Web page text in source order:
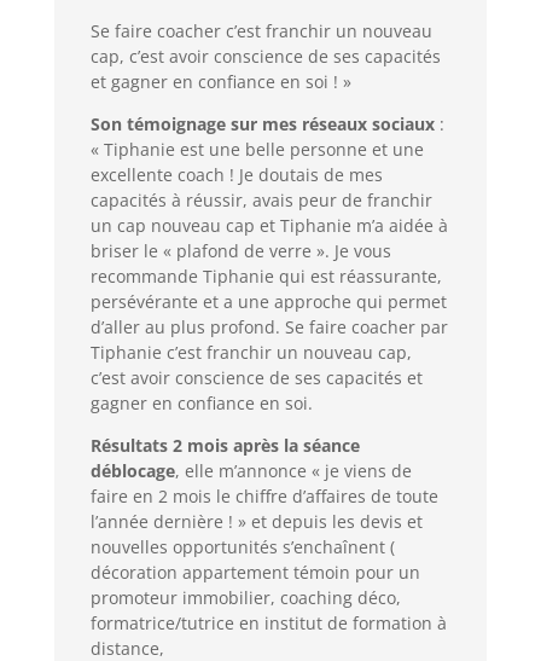
Se faire coacher c’est franchir un nouveau
cap, c’est avoir conscience de ses capacités
et gagner en confiance en soi ! »
Son témoignage sur mes réseaux sociaux:
« Tiphanie est une belle personne et une
excellente coach ! Je doutais de mes
capacités à réussir, avais peur de franchir
un cap nouveau cap et Tiphanie m’a aidée à
briser le « plafond de verre ». Je vous
recommande Tiphanie qui est réassurante,
persévérante et a une approche qui permet
d’aller au plus profond. Se faire coacher par
Tiphanie c’est franchir un nouveau cap,
c’est avoir conscience de ses capacités et
gagner en confiance en soi.
Résultats 2 mois après la séance
déblocage, elle m’annonce « je viens de
faire en 2 mois le chiffre d’affaires de toute
l’année dernière ! » et depuis les devis et
nouvelles opportunités s’enchaînent (
décoration appartement témoin pour un
promoteur immobilier, coaching déco,
formatrice/tutrice en institut de formation à
distance,